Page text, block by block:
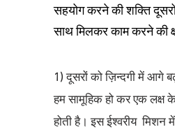
सहयोग करने की शक्ति
साथ मिलकर काम करने की
1)दूसरों को ज़िन्दगी में आगे
हम सामूहिक हो कर एक लक्ष
होती है। इस ईश्वरीय मिशन